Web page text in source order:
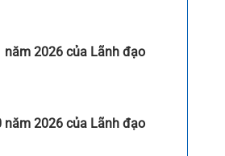
năm 2026 của Lãnh đạo
năm 2026 của Lãnh đạo